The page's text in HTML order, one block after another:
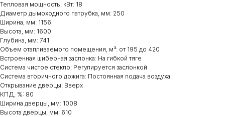
Тепловая мощность, кВт: 18
Диаметр дымоходного патрубка, мм: 250
Ширина, мм: 1156
Высота, мм: 1600
Глубина, мм: 741
Объем отапливаемого помещения, м³: от 195 до 420
Встроенная шиберная заслонка: На гибкой тяге
Система чистое стекло: Регулируется заслонкой
Система вторичного дожига: Постоянная подача воздуха
Открывание дверцы: Вверх
КПД, %: 80
Ширина дверцы, мм: 1008
Высота дверцы, мм: 610